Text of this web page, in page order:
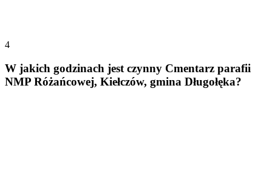
4
W jakich godzinach jest czynny Cmentarz parafii
NMP Różańcowej, Kiełczów, gmina Długołęka?